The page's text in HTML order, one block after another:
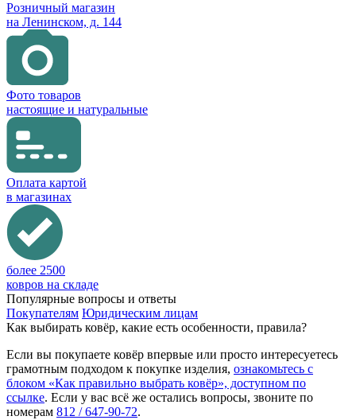
Розничный магазин
на Ленинском, д. 144
Фото товаров
настоящие и натуральные
Оплата картой
в магазинах
более 2500
ковров на складе
Популярные вопросы и ответы
Покупателям Юридическим лицам
Как выбирать ковёр, какие есть особенности, правила?
Если вы покупаете ковёр впервые или просто интересуетесь
грамотным подходом к покупке изделия, ознакомьтесь с
блоком «Как правильно выбрать ковёр», доступном по
ссылке. Если у вас всё же остались вопросы, звоните по
номерам 812 / 647-90-72.